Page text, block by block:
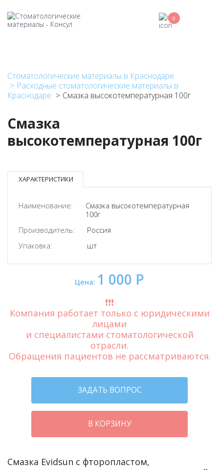
основному
содержанию
0
Стоматологические материалы в Краснодаре
Расходные стоматологические материалы в
Краснодаре
Смазка высокотемпературная 100г
Смазка
высокотемпературная 100г
ХАРАКТЕРИСТИКИ
Наименование:
Смазка высокотемпературная
100г
Производитель:
Россия
Упаковка:
шт
Цена: 1 000 Р
❗️❗️❗️
Компания работает только с юридическими
лицами
и специалистами стоматологической
отрасли.
Обращения пациентов не рассматриваются.
ЗАДАТЬ ВОПРОС
В КОРЗИНУ
Смазка Evidsun с фторопластом,